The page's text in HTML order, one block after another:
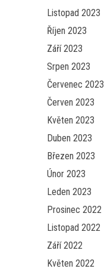
Listopad 2023
Říjen 2023
Září 2023
Srpen 2023
Červenec 2023
Červen 2023
Květen 2023
Duben 2023
Březen 2023
Únor 2023
Leden 2023
Prosinec 2022
Listopad 2022
Září 2022
Květen 2022